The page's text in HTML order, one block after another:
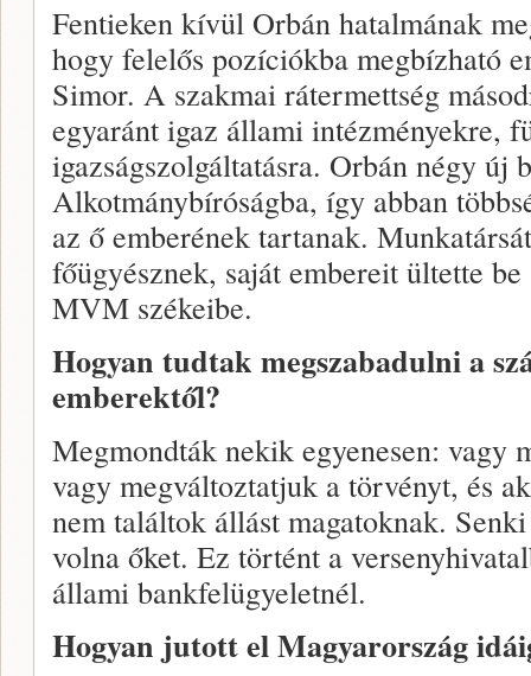
Fentieken kívül Orbán hatalmának
hogy felelős pozíciókba megbízható
Simor. A szakmai rátermettség
egyaránt igaz állami intézményekre,
igazságszolgáltatásra. Orbán négy új
Alkotmánybíróságba, így abban
az ő emberének tartanak.
főügyésznek, saját embereit ültette
MVM székeibe.
Hogyan tudtak megszabadulni a
emberektől?
Megmondták nekik egyenesen: vagy
vagy megváltoztatjuk a törvényt, és
nem találtok állást magatoknak.
volna őket. Ez történt a
állami bankfelügyeletnél.
Hogyan jutott el Magyarország